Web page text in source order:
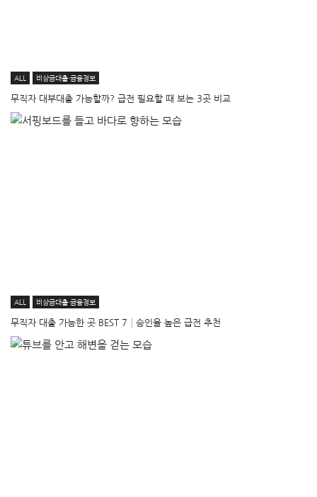
ALL 비상금대출·금융정보
무직자 대부대출 가능할까? 급전 필요할 때 보는 3곳 비교
ALL 비상금대출·금융정보
무직자 대출 가능한 곳 BEST 7│승인율 높은 급전 추천